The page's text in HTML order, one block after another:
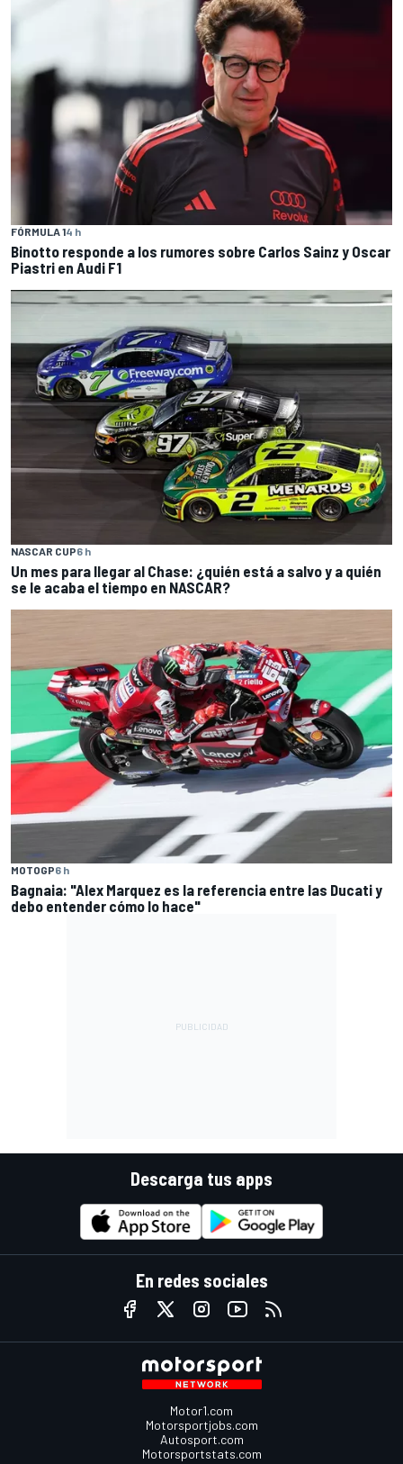
FÓRMULA 14 h
Binotto responde a los rumores sobre Carlos Sainz y Oscar
Piastri en Audi F1
NASCAR CUP6 h
Un mes para llegar al Chase: ¿quién está a salvo y a quién
se le acaba el tiempo en NASCAR?
MOTOGP6 h
Bagnaia: "Alex Marquez es la referencia entre las Ducati y
debo entender cómo lo hace"
Descarga tus apps
En redes sociales
Motor1.com
Motorsportjobs.com
Autosport.com
Motorsportstats.com